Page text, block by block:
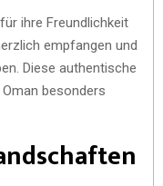
ihre Freundlichkeit
empfangen und
Diese authentische
besonders